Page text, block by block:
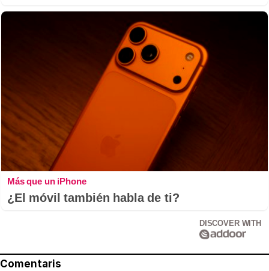
Más que un iPhone
¿El móvil también habla de ti?
DISCOVER WITH
Comentaris